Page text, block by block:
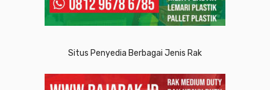
Situs Penyedia Berbagai Jenis Rak